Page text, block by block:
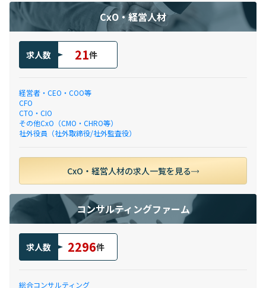
CxO・経営人材
求人数 21件
経営者・CEO・COO等
CFO
CTO・CIO
その他CxO（CMO・CHRO等）
社外役員（社外取締役/社外監査役）
CxO・経営人材の求人一覧を見る
コンサルティングファーム
求人数 2296件
総合コンサルティング